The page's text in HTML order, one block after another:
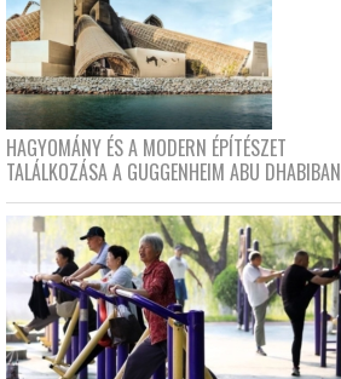
HAGYOMÁNY ÉS A MODERN ÉPÍTÉSZET
TALÁLKOZÁSA A GUGGENHEIM ABU DHABIBAN